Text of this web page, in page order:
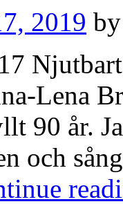
2019 by
Lena
90 år.
och